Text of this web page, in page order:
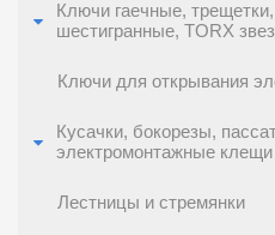
Ключи гаечные,
шестигранные, TORX
Ключи для открывания
Кусачки, бокорезы,
электромонтажные клещи
Лестницы и стремянки